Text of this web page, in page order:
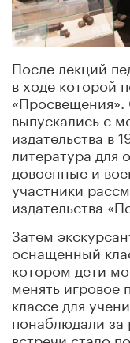
После лекций
в ходе которой
выпускались с
издательства в
литература для
довоенные и
участники
издательства
Затем
оснащенный
котором дети
менять игровое
классе для
понаблюдали